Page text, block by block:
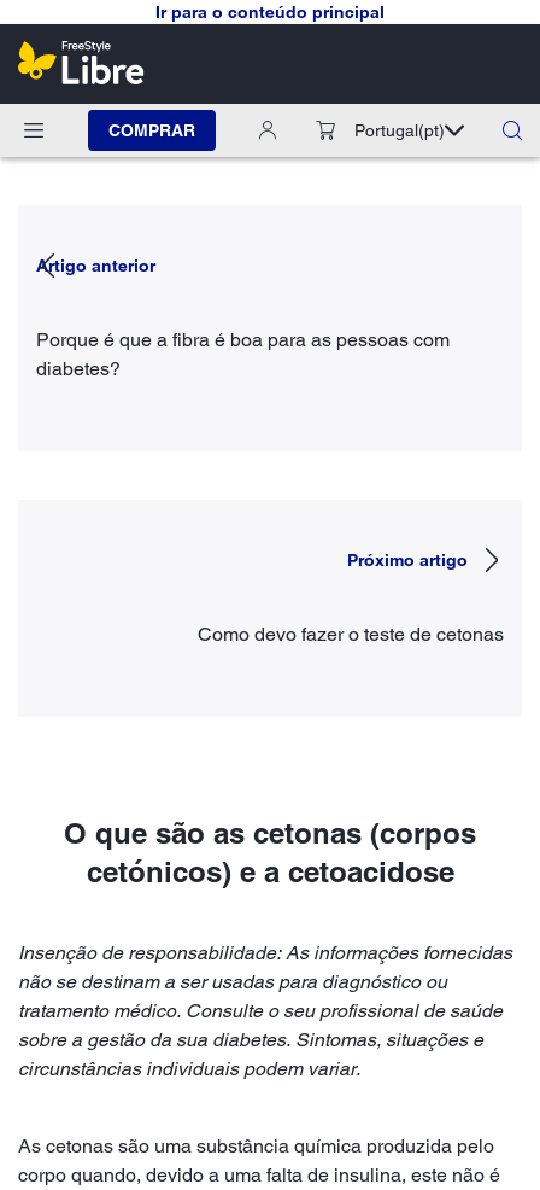
Ir para o conteúdo principal
COMPRAR Portugal(pt)
Artigo anterior
Porque é que a fibra é boa para as pessoas com
diabetes?
Próximo artigo
Como devo fazer o teste de cetonas
O que são as cetonas (corpos
cetónicos) e a cetoacidose
Insenção de responsabilidade: As informações fornecidas
não se destinam a ser usadas para diagnóstico ou
tratamento médico. Consulte o seu profissional de saúde
sobre a gestão da sua diabetes. Sintomas, situações e
circunstâncias individuais podem variar.
As cetonas são uma substância química produzida pelo
corpo quando, devido a uma falta de insulina, este não é